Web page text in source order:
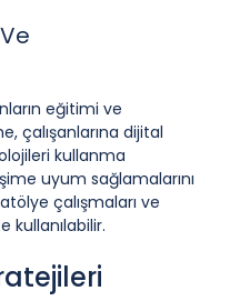
eğitimi ve
çalışanlarına dijital
kullanma
uyum sağlamalarını
çalışmaları ve
kullanılabilir.